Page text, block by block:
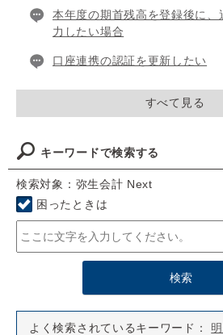
本年度の期首残高を登録後に、
力したい場合
口座連携の認証を更新したい
すべて見る
キーワードで検索する
検索対象：弥生会計 Next
困ったときは
よく検索されているキーワード：